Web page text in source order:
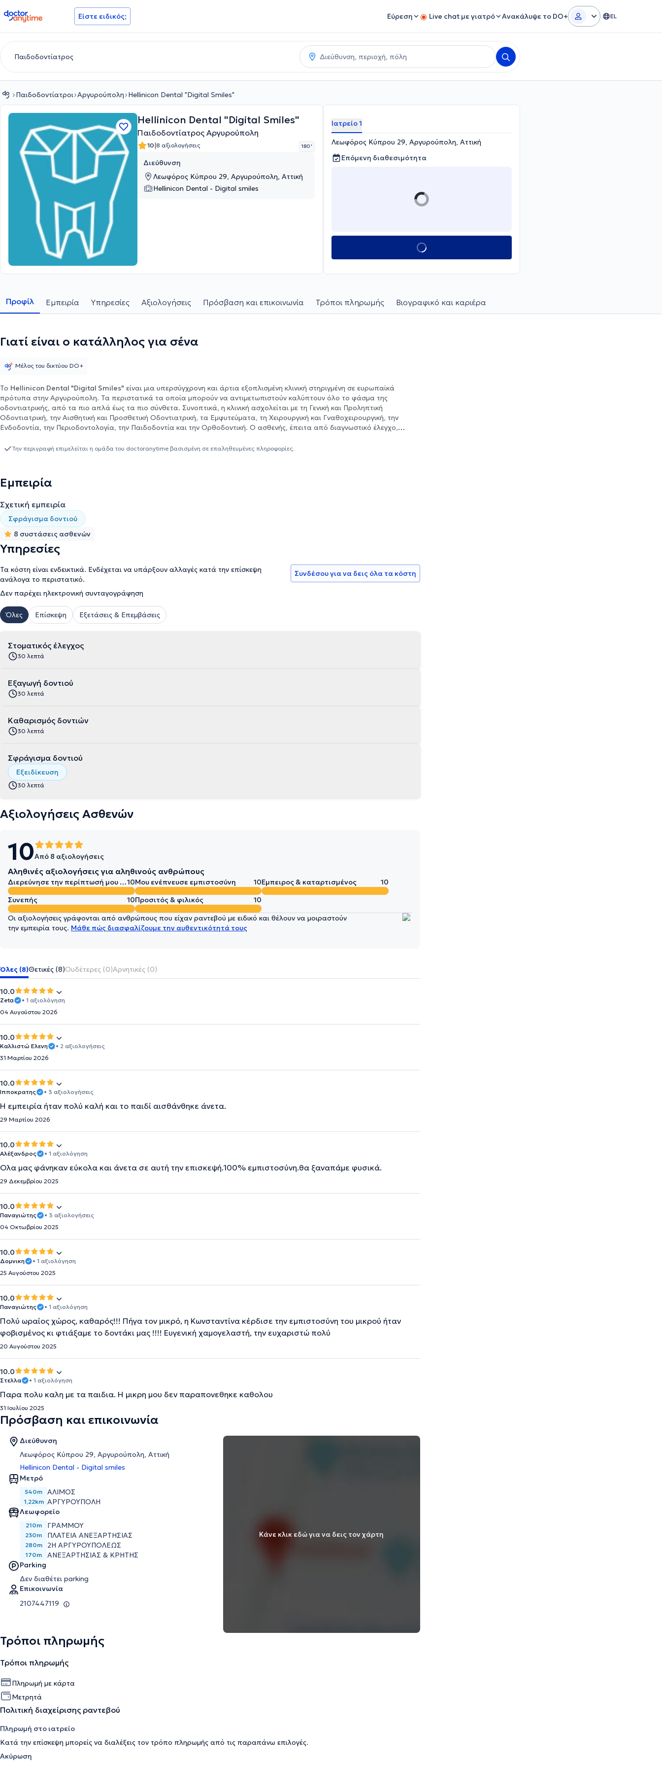
doctoranytime Είστε ειδικός; Εύρεση Live chat με γιατρό Ανακάλυψε το DO+ EL
Παιδοδοντίατροι Αργυρούπολη Hellinicon Dental "Digital Smiles"
Hellinicon Dental "Digital Smiles"
Παιδοδοντίατρος Αργυρούπολη
10|8 αξιολογήσεις 180 '
Διεύθυνση
Λεωφόρος Κύπρου 29, Αργυρούπολη, Αττική
Hellinicon Dental - Digital smiles
Ιατρείο 1
Λεωφόρος Κύπρου 29, Αργυρούπολη, Αττική
Επόμενη διαθεσιμότητα
Προφίλ Εμπειρία Υπηρεσίες Αξιολογήσεις Πρόσβαση και επικοινωνία Τρόποι πληρωμής Βιογραφικό και καριέρα
Γιατί είναι ο κατάλληλος για σένα
Το Hellinicon Dental "Digital Smiles" είναι μια υπερσύγχρονη και άρτια εξοπλισμένη κλινική στηριγμένη σε ευρωπαϊκά
πρότυπα στην Αργυρούπολη. Τα περιστατικά τα οποία μπορούν να αντιμετωπιστούν καλύπτουν όλο το φάσμα της
οδοντιατρικής, από τα πιο απλά έως τα πιο σύνθετα. Συνοπτικά, η κλινική ασχολείται με τη Γενική και Προληπτική
Οδοντιατρική, την Αισθητική και Προσθετική Οδοντιατρική, τα Εμφυτεύματα, τη Χειρουργική και Γναθοχειρουργική, την
Ενδοδοντία, την Περιοδοντολογία, την Παιδοδοντία και την Ορθοδοντική. Ο ασθενής, έπειτα από διαγνωστικό έλεγχο,
ώστε να είναι τόσο λειτουργικά όσο και αισθητικά άρτιο. Επιπλέον, εφαρμόζεται πρόγραμμα επανελέγχου για την πρόληψη
Πανεπιστημίου Θεσσαλονίκης. Διαθέτει αξιόλογη κλινική εμπειρία, διακρίσεις και συμμετοχή σε πληθώρα επιστημονικών
συνεδρίων και μετεκπαιδευτικών σεμιναρίων.
Μέλος του δικτύου DO+
Την περιγραφή επιμελείται η ομάδα του doctoranytime βασισμένη σε επαληθευμένες πληροφορίες.
Εμπειρία
Σχετική εμπειρία
Σφράγισμα δοντιού
8 συστάσεις ασθενών
Υπηρεσίες
Τα κόστη είναι ενδεικτικά. Ενδέχεται να υπάρξουν αλλαγές κατά την επίσκεψη
ανάλογα το περιστατικό.
Δεν παρέχει ηλεκτρονική συνταγογράφηση
Συνδέσου για να δεις όλα τα κόστη
Όλες Επίσκεψη Εξετάσεις & Επεμβάσεις
Στοματικός έλεγχος
30 λεπτά
Εξαγωγή δοντιού
30 λεπτά
Καθαρισμός δοντιών
30 λεπτά
Σφράγισμα δοντιού
Εξειδίκευση
30 λεπτά
Αξιολογήσεις Ασθενών
10Από 8 αξιολογήσεις
Αληθινές αξιολογήσεις για αληθινούς ανθρώπους
Διερεύνησε την περίπτωσή μου σε βάθος10Μου ενέπνευσε εμπιστοσύνη 10Έμπειρος & καταρτισμένος
10
Συνεπής
10Προσιτός & φιλικός 10
Οι αξιολογήσεις γράφονται από ανθρώπους που είχαν ραντεβού με ειδικό και θέλουν να μοιραστούν
την εμπειρία τους. Μάθε πώς διασφαλίζουμε την αυθεντικότητά τους
Όλες (8)Θετικές (8)Ουδέτερες (0)Αρνητικές (0)
10.0
Zeta
• 1 αξιολόγηση
04 Αυγούστου 2026
10.0
Καλλιστώ Ελενη
• 2 αξιολογήσεις
31 Μαρτίου 2026
10.0
Ιπποκρατης • 3 αξιολογήσεις
Η εμπειρία ήταν πολύ καλή και το παιδί αισθάνθηκε άνετα.
29 Μαρτίου 2026
10.0
Αλέξανδρος • 1 αξιολόγηση
Ολα μας φάνηκαν εύκολα και άνετα σε αυτή την επισκεψή.100% εμπιστοσύνη.θα ξαναπάμε φυσικά.
29 Δεκεμβρίου 2025
10.0
Παναγιώτης
• 3 αξιολογήσεις
04 Οκτωβρίου 2025
10.0
Δομνικη
• 1 αξιολόγηση
25 Αυγούστου 2025
10.0
Παναγιώτης • 1 αξιολόγηση
Πολύ ωραίος χώρος, καθαρός!!! Πήγα τον μικρό, η Κωνσταντίνα κέρδισε την εμπιστοσύνη του μικρού ήταν
φοβισμένος κι φτιάξαμε το δοντάκι μας !!!! Ευγενική χαμογελαστή, την ευχαριστώ πολύ
20 Αυγούστου 2025
10.0
Στελλα • 1 αξιολόγηση
Παρα πολυ καλη με τα παιδια. Η μικρη μου δεν παραπονεθηκε καθολου
31 Ιουλίου 2025
Πρόσβαση και επικοινωνία
Διεύθυνση
Λεωφόρος Κύπρου 29, Αργυρούπολη, Αττική
Hellinicon Dental - Digital smiles
Μετρό
540m ΆΛΙΜΟΣ
1,22km ΑΡΓΥΡΟΎΠΟΛΗ
Λεωφορείο
210m ΓΡΑΜΜΟΥ
230m ΠΛΑΤΕΙΑ ΑΝΕΞΑΡΤΗΣΙΑΣ
280m 2Η ΑΡΓΥΡΟΥΠΟΛΕΩΣ
170m
ΑΝΕΞΑΡΤΗΣΙΑΣ & ΚΡΗΤΗΣ
Parking
Δεν διαθέτει parking
Επικοινωνία
2107447119
Κάνε κλικ εδώ για να δεις τον χάρτη
Τρόποι πληρωμής
Τρόποι πληρωμής
Πληρωμή με κάρτα
Μετρητά
Πολιτική διαχείρισης ραντεβού
Πληρωμή στο ιατρείο
Κατά την επίσκεψη μπορείς να διαλέξεις τον τρόπο πληρωμής από τις παραπάνω επιλογές.
Ακύρωση